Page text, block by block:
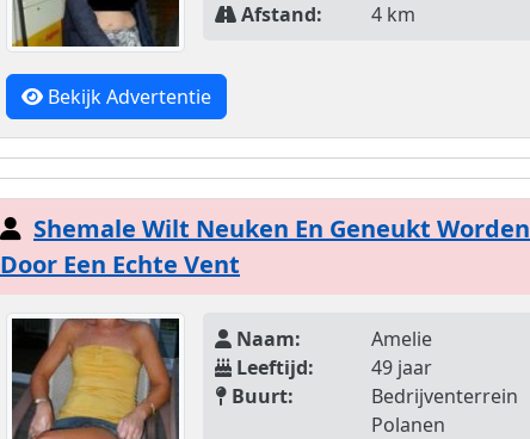
Afstand:
4 km
Bekijk Advertentie
Shemale Wilt Neuken En Geneukt Worden
Door Een Echte Vent
Naam:
Amelie
Leeftijd:
49 jaar
Buurt:
Bedrijventerrein
Polanen